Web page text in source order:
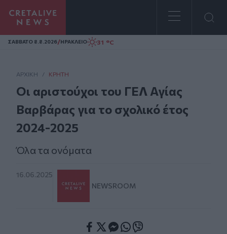
Homepage
ΣAΒΒΑΤΟ 8.8.2026/ΗΡΑΚΛΕΙΟ 31 °C
ΑΡΧΙΚΗ / ΚΡΉΤΗ
Οι αριστούχοι του ΓΕΛ Αγίας
Βαρβάρας για το σχολικό έτος
2024-2025
Όλα τα ονόματα
16.06.2025
NEWSROOM